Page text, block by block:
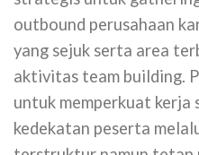
outbound perusahaan
yang sejuk serta area
aktivitas team building.
untuk memperkuat kerja
kedekatan peserta